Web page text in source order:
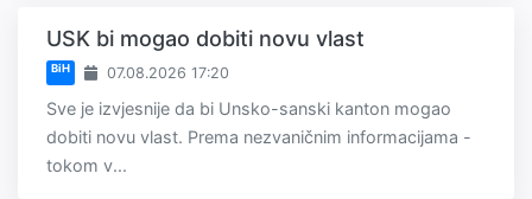
USK bi mogao dobiti novu vlast
BiH 07.08.2026 17:20
Sve je izvjesnije da bi Unsko-sanski kanton mogao
dobiti novu vlast. Prema nezvaničnim informacijama -
tokom v...